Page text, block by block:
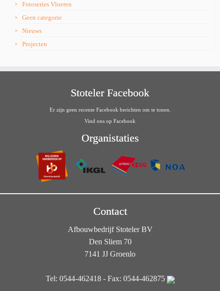
Fotoseries Vloeren
Geen categorie
Nieuws
Projecten
Stoteler Facebook
Er zijn geen recente Facebook berichten om te tonen.
Vind ons op Facebook
Organistaties
Contact
Afbouwbedrijf Stoteler BV
Den Sliem 70
7141 JJ Groenlo
Tel: 0544-462418 - Fax: 0544-462875